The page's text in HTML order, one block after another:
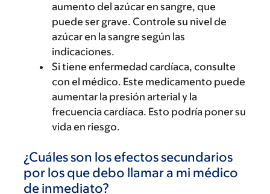
aumento del azúcar en sangre, que
puede ser grave. Controle su nivel de
azúcar en la sangre según las
indicaciones.
Si tiene enfermedad cardíaca, consulte
con el médico. Este medicamento puede
aumentar la presión arterial y la
frecuencia cardíaca. Esto podría poner su
vida en riesgo.
¿Cuáles son los efectos secundarios
por los que debo llamar a mi médico
de inmediato?